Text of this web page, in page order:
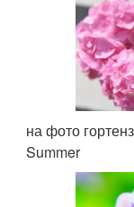
на фото
Summer